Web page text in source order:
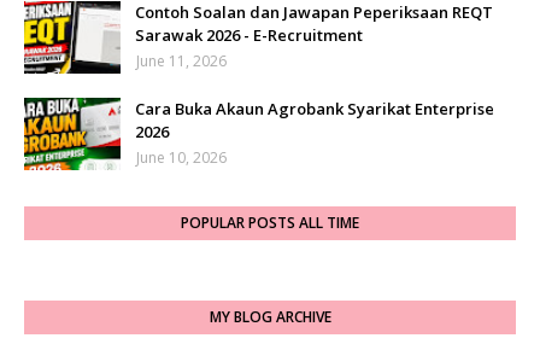
Contoh Soalan dan Jawapan Peperiksaan REQT
Sarawak 2026 - E-Recruitment
June 11, 2026
Cara Buka Akaun Agrobank Syarikat Enterprise
2026
June 10, 2026
POPULAR POSTS ALL TIME
MY BLOG ARCHIVE